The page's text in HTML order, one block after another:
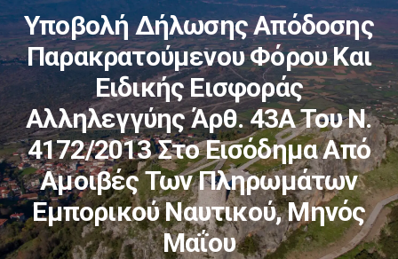
Υποβολή Δήλωσης Απόδοσης
Παρακρατούμενου Φόρου Και
Ειδικής Εισφοράς
Αλληλεγγύης Άρθ. 43Α Του Ν.
4172/2013 Στο Εισόδημα Από
Αμοιβές Των Πληρωμάτων
Εμπορικού Ναυτικού, Μηνός
Μαΐου